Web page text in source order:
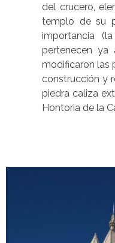
del crucero,
templo de su
importancia
pertenecen
modificaron las
construcción y
piedra caliza
Hontoria de la